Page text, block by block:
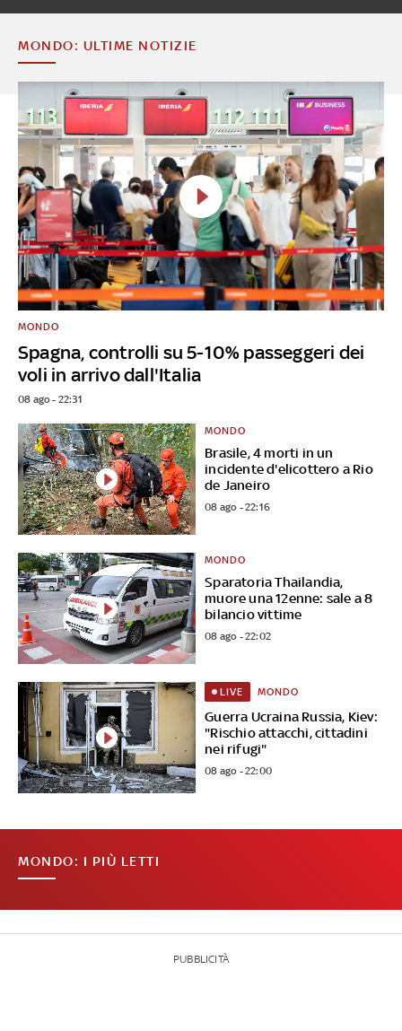
MONDO: ULTIME NOTIZIE
Spagna, controlli su 5-10% passeggeri dei
voli in arrivo dall'Italia
MONDO
08 ago - 22:31
Brasile, 4 morti in un
incidente d'elicottero a Rio
de Janeiro
MONDO
08 ago - 22:16
Sparatoria Thailandia,
muore una 12enne: sale a 8
bilancio vittime
MONDO
08 ago - 22:02
Guerra Ucraina Russia, Kiev:
"Rischio attacchi, cittadini
nei rifugi"
LIVE MONDO
08 ago - 22:00
MONDO: I PIÙ LETTI
PUBBLICITÀ